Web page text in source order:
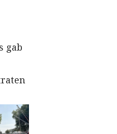
gab